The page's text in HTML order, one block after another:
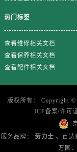
热门标签
查看维修相关文档
查看保养相关文档
查看配件相关文档
版权所有： Copyright ©
ICP备案/许可
服务品牌： 劳力士 、百达
万国、